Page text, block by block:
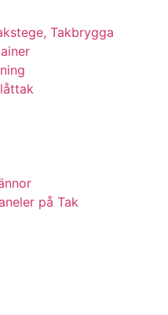
Takbrygga
på Tak